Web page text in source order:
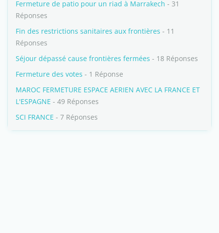
Fermeture de patio pour un riad à Marrakech - 31
Réponses
Fin des restrictions sanitaires aux frontières - 11
Réponses
Séjour dépassé cause frontières fermées - 18 Réponses
Fermeture des votes - 1 Réponse
MAROC FERMETURE ESPACE AERIEN AVEC LA FRANCE ET
L'ESPAGNE - 49 Réponses
SCI FRANCE - 7 Réponses